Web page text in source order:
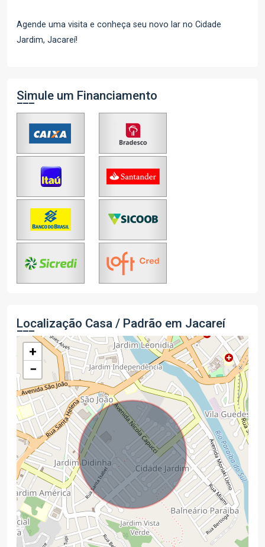
Agende uma visita e conheça seu novo lar no Cidade
Jardim, Jacareí!
Simule um Financiamento
Localização Casa / Padrão em Jacareí
+
−